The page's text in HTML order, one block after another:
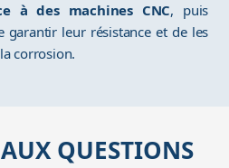
à des machines CNC, puis
garantir leur résistance et de les
corrosion.
QUESTIONS